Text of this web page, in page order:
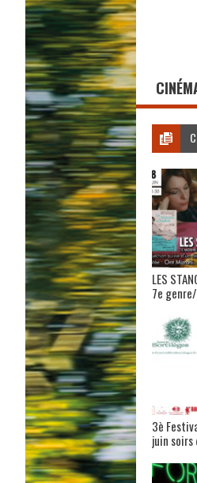
LES
7e
3è
juin soirs